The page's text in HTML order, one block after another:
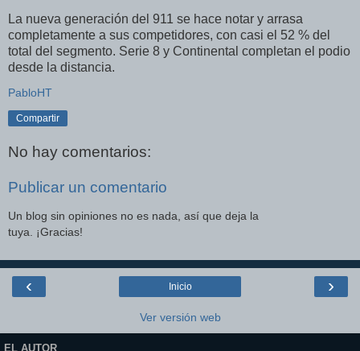
La nueva generación del 911 se hace notar y arrasa
completamente a sus competidores, con casi el 52 % del
total del segmento. Serie 8 y Continental completan el podio
desde la distancia.
PabloHT
Compartir
No hay comentarios:
Publicar un comentario
Un blog sin opiniones no es nada, así que deja la
tuya. ¡Gracias!
‹ ›
Inicio
Ver versión web
EL AUTOR